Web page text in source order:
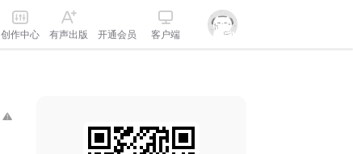
创作中心 有声出版 开通会员 客户端